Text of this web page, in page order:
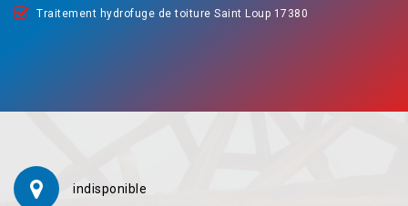
Traitement hydrofuge de toiture Saint Loup 17380
indisponible